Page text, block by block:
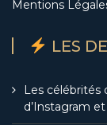
Mentions
LES
Les célébrités
d’Instagram